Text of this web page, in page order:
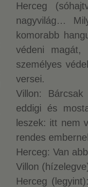
Herceg
nagyvilág…
komorabb
védeni
személyes
versei.
Villon:
eddigi és
leszek: itt nem
rendes
Herceg: Van
Villon
Herceg